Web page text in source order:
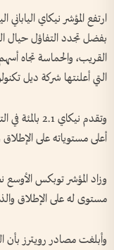
ارتفع المؤشر نيكاي
بفضل تجدد التفاؤل حيال
القريب، والحماسة تجاه
التي أعلنتها شركة ديل
أعلى مستوياته على الإطلاق
مستوى له على الإطلاق والذي بلغه
وأبلغت مصادر رويترز بأن